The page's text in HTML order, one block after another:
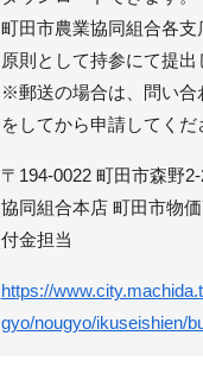
町田市農業協同組合各
原則として持参にて提出
※郵送の場合は、問い合
をしてから申請してくだ
〒194-0022 町田市森野
協同組合本店 町田市物
付金担当
https://
gyo/nougyo/ikuseishien/